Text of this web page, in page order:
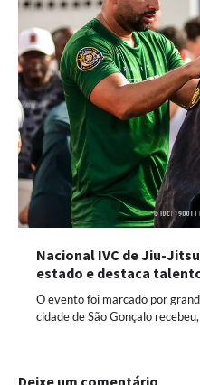
Nacional IVC de Jiu-
estado e destaca
O evento foi marcado por
cidade de São Gonçalo
Deixe um comentário